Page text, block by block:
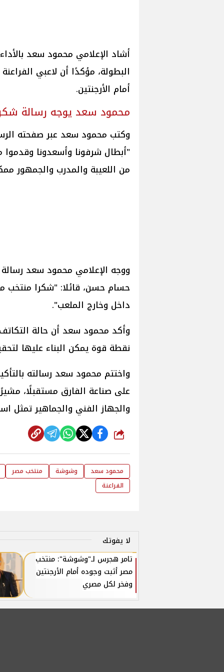
أشاد الإعلامي محمود سعد
البطولة، مؤكدًا أن لاعبي
أمام الأرجنتين.
محمود سعد يوجه رسالة شكر
وكتب محمود سعد عبر صفحته
"أبطال شرفونا وأسعدونا وقدموا
من اللعيبة والمدرب والجمهور
ووجه الإعلامي محمود سعد
حسام حسن، قائلا: "شكرا
داخل وخارج الملعب".
وأكد محمود سعد أن حالة
نقطة قوة يمكن البناء عليها
واختتم محمود سعد رسالته
على صناعة الفارق مستقبلًا،
والجهاز الفني والجماهير
شارك
محمود سعد وشوشة
منتخب مصر
الفراعنة
لا يفوتك
تامر هجرس لـ"وشوشة": منتخب
مصر أثبت وجوده أمام الأرجنتين
وفخر لكل مصري